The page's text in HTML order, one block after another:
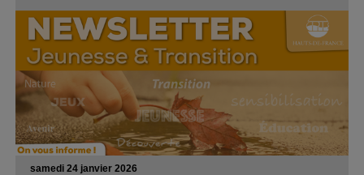
samedi 24 janvier 2026